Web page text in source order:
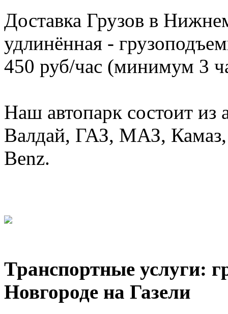
Доставка Грузов в
удлинённая -
450 руб/час (минимум 3
Наш автопарк состоит из
Валдай, ГАЗ, МАЗ, Камаз,
Benz.
Транспортные услуги:
Новгороде на Газели